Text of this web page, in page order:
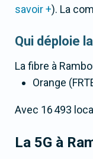
savoir +). La
Qui déploie
La fibre à
Orange
Avec 16 493
La 5G à